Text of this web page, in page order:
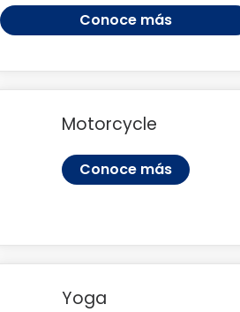
Conoce más
Motorcycle
Conoce más
Yoga